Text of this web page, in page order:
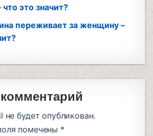
это значит?
переживает за женщину –
не будет опубликован.
помечены *